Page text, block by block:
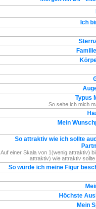
Ich
Typus
So sehe ich mich
Mein
So attraktiv wie ich sollte
Auf einer Skala von 1(wenig attraktiv)
attraktiv) wie attraktiv
So würde ich meine Figur
Höchste
Mein